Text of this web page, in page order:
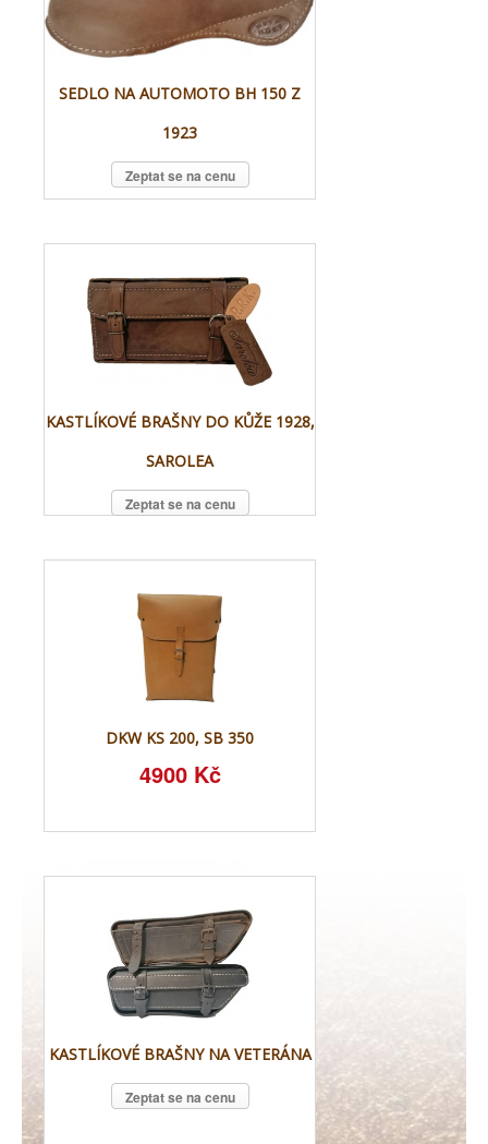
SEDLO NA AUTOMOTO BH 150 Z
1923
Zeptat se na cenu
KASTLÍKOVÉ BRAŠNY DO KŮŽE 1928,
SAROLEA
Zeptat se na cenu
DKW KS 200, SB 350
4900 Kč
KASTLÍKOVÉ BRAŠNY NA VETERÁNA
Zeptat se na cenu